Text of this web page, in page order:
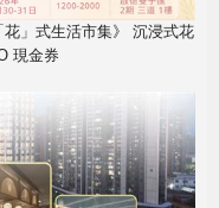
」式生活市集》 沉浸式花
現金券